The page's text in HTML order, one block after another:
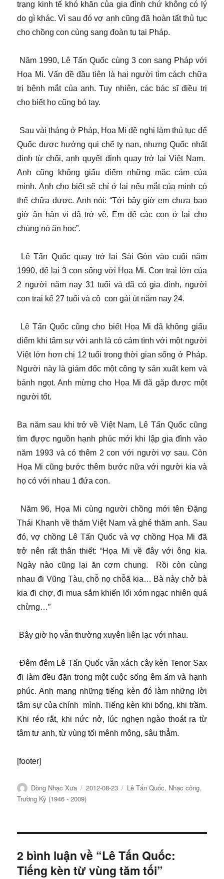
trạng kinh tế khó khăn của gia đình chứ không có lý
do gì khác. Vì sau đó vợ anh cũng đã hoàn tất thủ tục
cho chồng con cùng sang đoàn tụ tại Pháp.
Năm 1990, Lê Tấn Quốc cùng 3 con sang Pháp với
Họa Mi. Vấn đề đầu tiên là hai người tìm cách chữa
trị bệnh mắt của anh. Tuy nhiên, các bác sĩ điều trị
cho biết họ cũng bó tay.
Sau vài tháng ở Pháp, Họa Mi đề nghị làm thủ tục để
Quốc được hưởng qui chế tỵ nạn, nhưng Quốc nhất
định từ chối, anh quyết định quay trở lại Việt Nam.
Anh cũng không giấu diếm những mặc cảm của
mình. Anh cho biết sẽ chỉ ở lại nếu mắt của mình có
thể chữa được. Anh nói: “Tới bây giờ em chưa bao
giờ ân hận vì đã trở về. Em để các con ở lại cho
chúng nó ăn học”.
Lê Tấn Quốc quay trở lại Sài Gòn vào cuối năm
1990, để lại 3 con sống với Họa Mi. Con trai lớn của
2 người năm nay 31 tuổi và đã có gia đình, người
con trai kế 27 tuổi và cô con gái út năm nay 24.
Lê Tấn Quốc cũng cho biết Họa Mi đã không giấu
diếm khi tâm sự với anh là có cảm tình với một người
Việt lớn hơn chị 12 tuổi trong thời gian sống ở Pháp.
Người này là giám đốc một công ty sản xuất kem và
bánh ngọt. Anh mừng cho Họa Mi đã gặp được một
người tốt.
Ba năm sau khi trở về Việt Nam, Lê Tấn Quốc cũng
tìm đựợc nguồn hạnh phúc mới khi lập gia đình vào
năm 1993 và có thêm 2 con với người vợ sau. Còn
Họa Mi cũng bước thêm bước nữa với người kia và
họ có với nhau 1 đứa con.
Năm 96, Họa Mi cùng người chồng mới tên Đặng
Thái Khanh về thăm Việt Nam và ghé thăm anh. Sau
đó, vợ chồng Lê Tấn Quốc và vợ chồng Họa Mi đã
trở nên rất thân thiết: “Họa Mi về đây với ông kia.
Ngày nào cũng lại ăn cơm chung. Rồi còn cùng
nhau đi Vũng Tàu, chỗ nọ chỗã kia… Bà này chở bà
kia đi chợ, đi mua sắm khiến lối xóm ngạc nhiên quá
chừng…”
Bây giờ họ vẫn thường xuyên liên lạc với nhau.
Đêm đêm Lê Tấn Quốc vẫn xách cây kèn Tenor Sax
đi làm đều đặn trong một cuộc sống êm ấm và hạnh
phúc. Anh mang những tiếng kèn đó làm những lời
tâm sự của chính mình. Tiếng kèn khi bổng, khi trầm.
Khi réo rắt, khi nức nở, lúc nghẹn ngào thoát ra từ
tâm tư anh, từ vùng tối mênh mông, sâu thẳm.
[footer]
Tác
giả
Dòng Nhạc Xưa
Đăng
ngày
2012-08-23
Chuyên
Lê Tấn Quốc, Nhạc công,
Trường Kỳ (1946 - 2009)
2 bình luận về “Lê Tấn Quốc:
Tiếng kèn từ vùng tăm tối”